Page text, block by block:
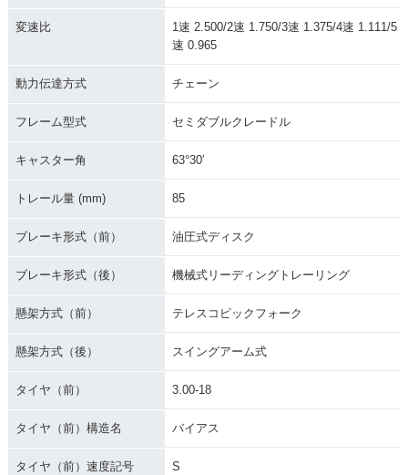
変速比
1速 2.500/2速 1.750/3速 1.375/4速 1.111/5
速 0.965
動力伝達方式 チェーン
フレーム型式 セミダブルクレードル
キャスター角 63°30′
トレール量 (mm) 85
ブレーキ形式（前） 油圧式ディスク
ブレーキ形式（後） 機械式リーディングトレーリング
懸架方式（前） テレスコピックフォーク
懸架方式（後） スイングアーム式
タイヤ（前） 3.00-18
タイヤ（前）構造名 バイアス
タイヤ（前）速度記号 S